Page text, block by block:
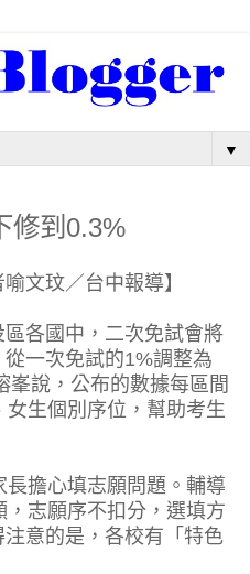
▼
修到0.3%
文玟／台中報導】
各國中，二次免試會將
一次免試的1%調整為
峯說，公布的數據每區間
生個別序位，幫助考生
擔心填志願問題。輔導
志願序不扣分，選填方
意的是，各校有「特色